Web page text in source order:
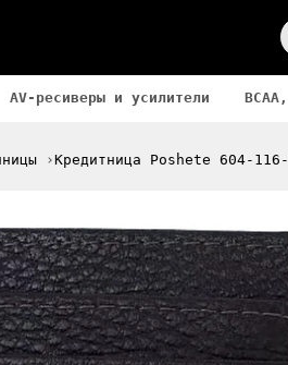
AV-ресиверы и усилители
Кредитница Poshete 604-116-